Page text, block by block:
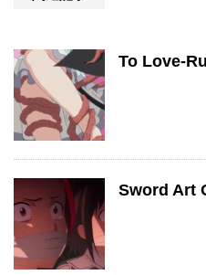
To Love-
Sword Art